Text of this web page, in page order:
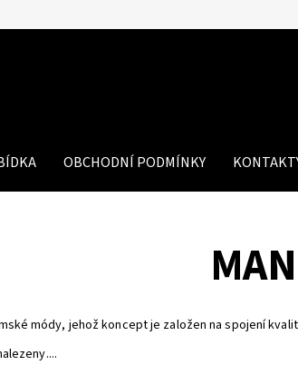
OBCHODNÍ PODMÍNKY
módy, jehož koncept je založen na spojení